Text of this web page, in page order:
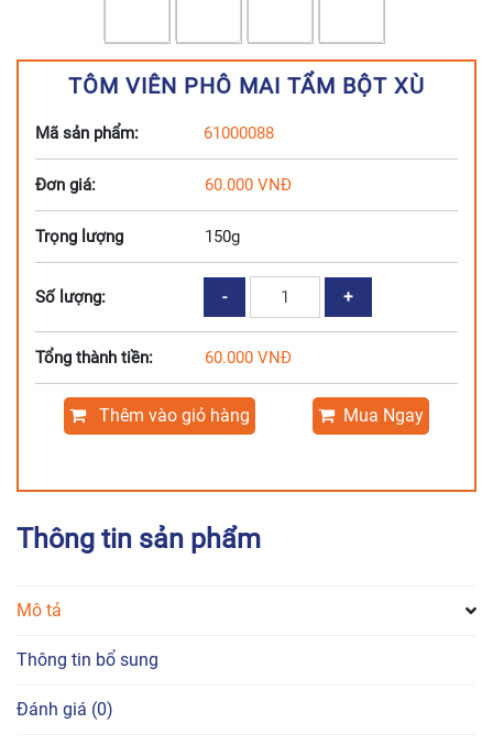
TÔM VIÊN PHÔ MAI TẨM BỘT XÙ
Mã sản phẩm: 61000088
Đơn giá: 60.000 VNĐ
Trọng lượng 150g
Số lượng:
PHÔ
MAI
TẨM
BỘT
XÙ
Tổng thành tiền: 60.000 VNĐ
Thêm vào giỏ hàng Mua Ngay
Thông tin sản phẩm
Mô tả
Thông tin bổ sung
Đánh giá (0)